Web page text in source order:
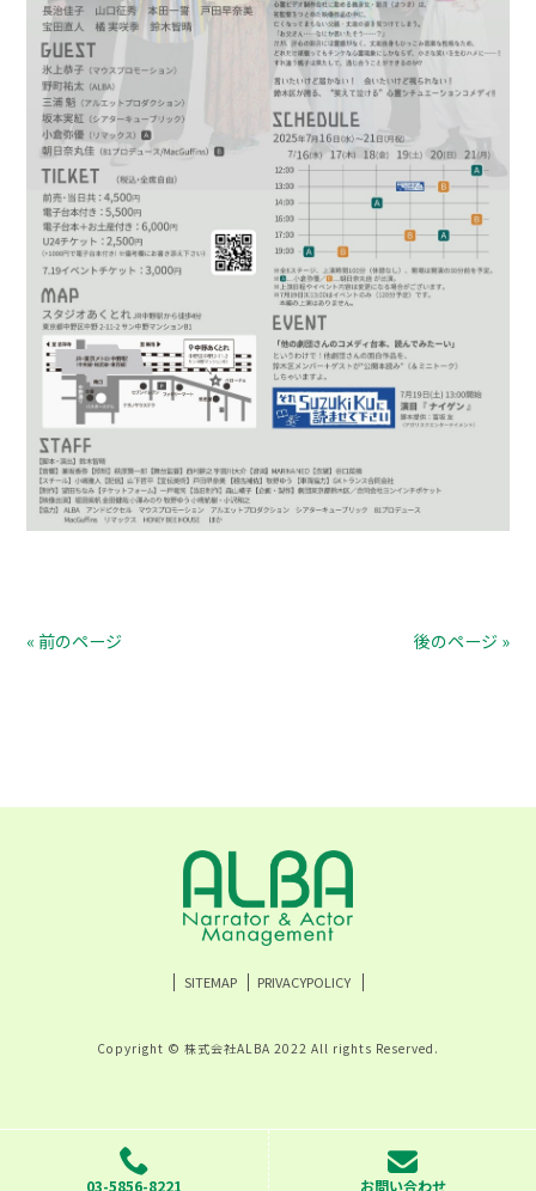
« 前のページ 後のページ »
SITEMAP PRIVACYPOLICY
Copyright © 株式会社ALBA 2022 All rights Reserved.
03-5856-8221 お問い合わせ